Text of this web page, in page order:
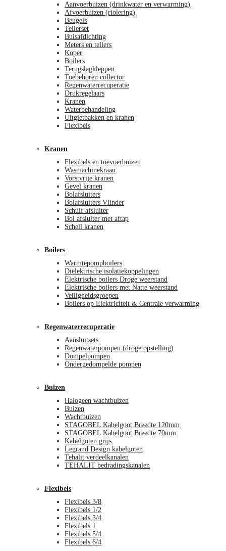
Aanvoerbuizen (drinkwater en verwarming)
Afvoerbuizen (riolering)
Beugels
Tellerset
Buisafdichting
Meters en tellers
Koper
Boilers
Terugslagkleppen
Toebehoren collector
Regenwaterrecuperatie
Drukregelaars
Kranen
Waterbehandeling
Uitgietbakken en kranen
Flexibels
Kranen
Flexibels en toevoerbuizen
Wasmachinekraan
Vorstvrije kranen
Gevel kranen
Bolafsluiters
Bolafsluiters Vlinder
Schuif afsluiter
Bol afsluiter met aftap
Schell kranen
Boilers
Warmtepompboilers
Diëlektrische isolatiekoppelingen
Elektrische boilers Droge weerstand
Elektrische boilers met Natte weerstand
Veiligheidsgroepen
Boilers op Elektriciteit & Centrale verwarming
Regenwaterrecuperatie
Aansluitsets
Regenwaterpompen (droge opstelling)
Dompelpompen
Ondergedompelde pompen
Buizen
Halogeen wachtbuizen
Buizen
Wachtbuizen
STAGOBEL Kabelgoot Breedte 120mm
STAGOBEL Kabelgoot Breedte 70mm
Kabelgoten grijs
Legrand Design kabelgoten
Tehalit verdeelkanalen
TEHALIT bedradingskanalen
Flexibels
Flexibels 3/8
Flexibels 1/2
Flexibels 3/4
Flexibels 1
Flexibels 5/4
Flexibels 6/4